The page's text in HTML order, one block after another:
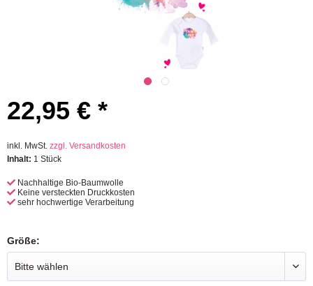
22,95 € *
inkl. MwSt. zzgl. Versandkosten
Inhalt: 1 Stück
Nachhaltige Bio-Baumwolle
Keine versteckten Druckkosten
sehr hochwertige Verarbeitung
Größe: